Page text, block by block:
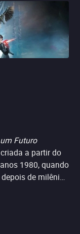
é
mas não é o
roteiro e as
Futuro
a partir do
1980, quando
de milênios
mundo. Apesar
Bryan Singer, o